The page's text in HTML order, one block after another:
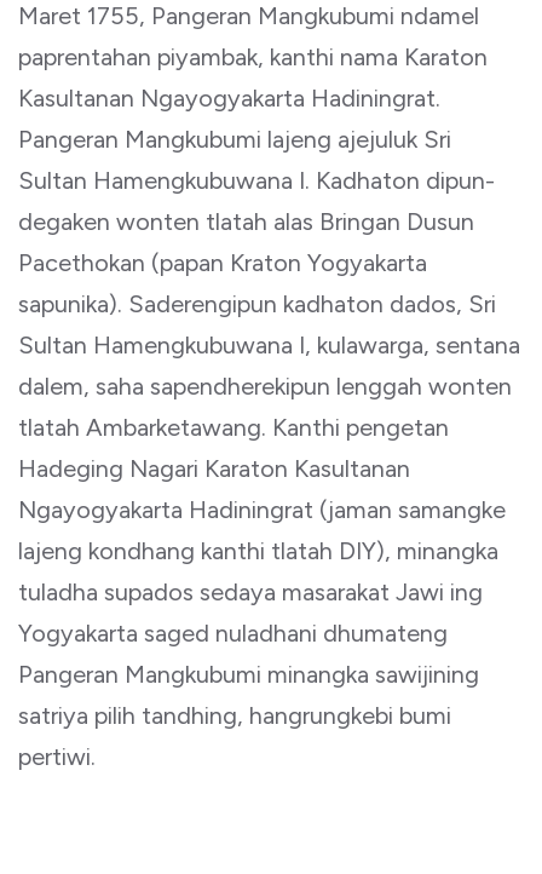
Maret 1755, Pangeran Mangkubumi ndamel
paprentahan piyambak, kanthi nama Karaton
Kasultanan Ngayogyakarta Hadiningrat.
Pangeran Mangkubumi lajeng ajejuluk Sri
Sultan Hamengkubuwana I. Kadhaton dipun-
degaken wonten tlatah alas Bringan Dusun
Pacethokan (papan Kraton Yogyakarta
sapunika). Saderengipun kadhaton dados, Sri
Sultan Hamengkubuwana I, kulawarga, sentana
dalem, saha sapendherekipun lenggah wonten
tlatah Ambarketawang. Kanthi pengetan
Hadeging Nagari Karaton Kasultanan
Ngayogyakarta Hadiningrat (jaman samangke
lajeng kondhang kanthi tlatah DIY), minangka
tuladha supados sedaya masarakat Jawi ing
Yogyakarta saged nuladhani dhumateng
Pangeran Mangkubumi minangka sawijining
satriya pilih tandhing, hangrungkebi bumi
pertiwi.